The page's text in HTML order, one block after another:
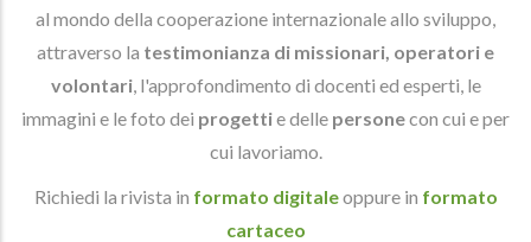
al mondo della cooperazione internazionale allo sviluppo,
attraverso la testimonianza di missionari, operatori e
volontari, l'approfondimento di docenti ed esperti, le
immagini e le foto dei progettie delle personecon cui e per
cui lavoriamo.
Richiedi la rivista in formato digitaleoppure in formato
cartaceo